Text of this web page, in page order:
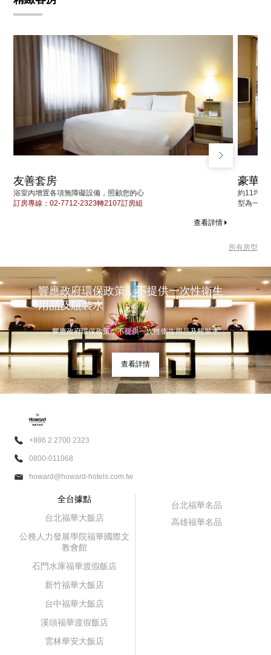
您的心
訂房組
約11坪的豪華套房，別緻的拉門設計，輕巧隔
型為一張大床；客廳提供付費加床(單人床)服
所有房型
響應政府環保政策，不提供一次性衛生
用品及瓶裝水
響應政府環保政策，不提供一次性衛生用品及瓶裝水
查看詳情
+886 2 2700 2323
0800-011068
howard@howard-hotels.com.tw
全台據點
台北福華大飯店
公務人力發展學院福華國際文
教會館
石門水庫福華渡假飯店
新竹福華大飯店
台中福華大飯店
溪頭福華渡假飯店
雲林華安大飯店
台北福華名品
高雄福華名品